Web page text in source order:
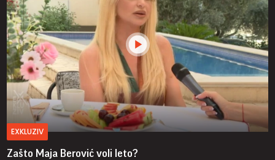
EXKLUZIV
Zašto Maja Berović voli leto?